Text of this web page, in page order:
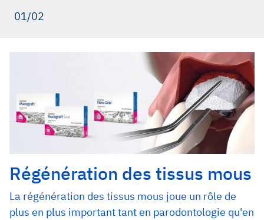
01/02
Régénération des tissus mous
La régénération des tissus mous joue un rôle de
plus en plus important tant en parodontologie qu'en